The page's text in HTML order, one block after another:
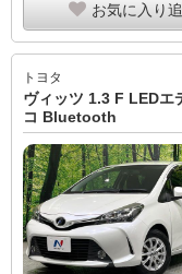
お気に入り
トヨタ
ヴィッツ 1.3 F LEDエ
コ Bluetooth